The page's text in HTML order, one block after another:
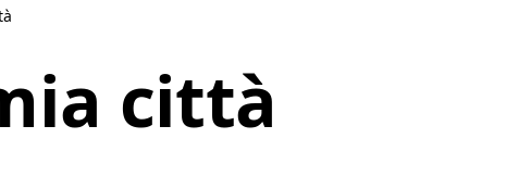
città